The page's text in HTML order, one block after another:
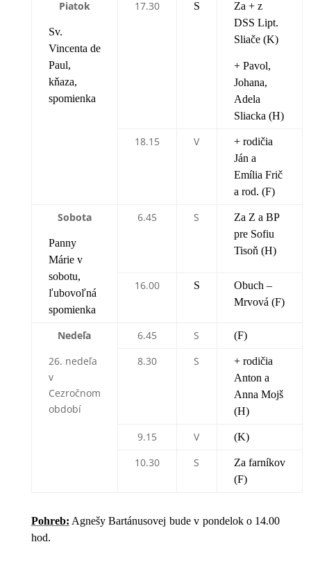
Piatok
Sv.
Vincenta de
Paul,
kňaza,
spomienka
17.30 S
Za + z
DSS Lipt.
Sliače (K)
+ Pavol,
Johana,
Adela
Sliacka (H)
18.15 V
+ rodičia
Ján a
Emília Frič
a rod. (F)
Sobota
Panny
Márie v
sobotu,
ľubovoľná
spomienka
6.45 S
Za Z a BP
pre Sofiu
Tisoň (H)
16.00 S
Obuch –
Mrvová (F)
Nedeľa
26. nedeľa
v
Cezročnom
období
6.45 S (F)
8.30 S
+ rodičia
Anton a
Anna Mojš
(H)
9.15 V (K)
10.30 S
Za farníkov
(F)
Pohreb: Agnešy Bartánusovej bude v pondelok o 14.00
hod.